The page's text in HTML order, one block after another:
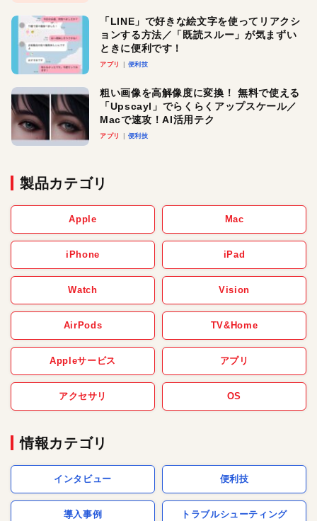
「LINE」で好きな絵文字を使ってリアクシ
ョンする方法／「既読スルー」が気まずい
ときに便利です！
アプリ 便利技
粗い画像を高解像度に変換！ 無料で使える
「Upscayl」でらくらくアップスケール／
Macで速攻！AI活用テク
アプリ 便利技
製品カテゴリ
Apple Mac
iPhone iPad
Watch Vision
AirPods TV&Home
Appleサービス アプリ
アクセサリ OS
情報カテゴリ
インタビュー 便利技
導入事例 トラブルシューティング